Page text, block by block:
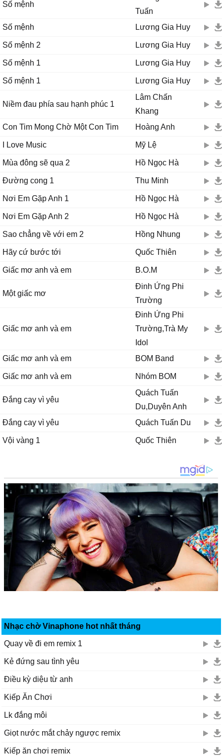
Số mệnh
Tuấn
Số mệnh
Lương Gia Huy
Số mệnh 2 Lương Gia Huy
Số mệnh 1 Lương Gia Huy
Số mệnh 1 Lương Gia Huy
Niềm đau phía sau hạnh phúc 1
Lâm Chấn
Khang
Con Tim Mong Chờ Một Con Tim
Hoàng Anh
I Love Music Mỹ Lệ
Mùa đông sẽ qua 2 Hồ Ngọc Hà
Đường cong 1 Thu Minh
Nơi Em Gặp Anh 1 Hồ Ngọc Hà
Nơi Em Gặp Anh 2 Hồ Ngọc Hà
Sao chẳng về với em 2 Hồng Nhung
Hãy cứ bước tới Quốc Thiên
Giấc mơ anh và em B.O.M
Một giấc mơ
Đinh Ứng Phi
Trường
Giấc mơ anh và em
Đinh Ứng Phi
Trường,Trà My
Idol
Giấc mơ anh và em
BOM Band
Giấc mơ anh và em Nhóm BOM
Đắng cay vì yêu
Quách Tuấn
Du,Duyên Anh
Đắng cay vì yêu
Quách Tuấn Du
Vội vàng 1 Quốc Thiên
Nhạc chờ Vinaphone hot nhất tháng
Quay về đi em remix 1
Kẻ đứng sau tình yêu
Điều kỳ diệu từ anh
Kiếp Ăn Chơi
Lk đắng môi
Giọt nước mắt chảy ngược remix
Kiếp ăn chơi remix